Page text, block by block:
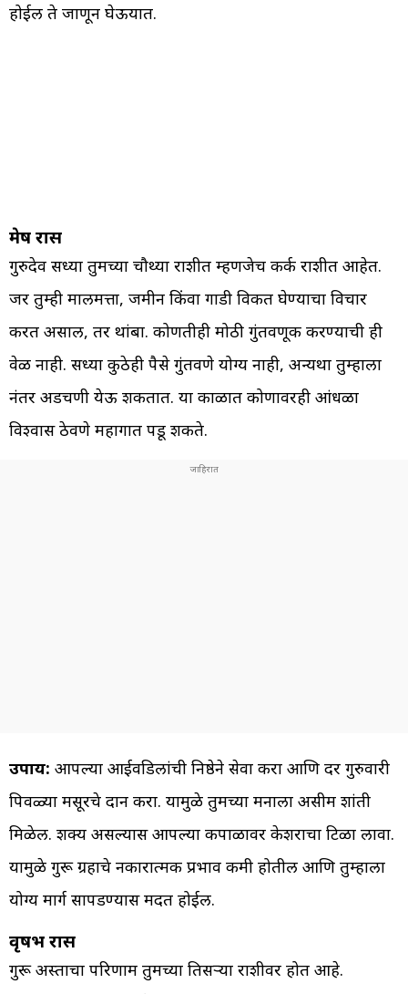
होईल ते जाणून घेऊयात.
मेष रास
गुरुदेव सध्या तुमच्या चौथ्या राशीत म्हणजेच कर्क राशीत आहेत.
जर तुम्ही मालमत्ता, जमीन किंवा गाडी विकत घेण्याचा विचार
करत असाल, तर थांबा. कोणतीही मोठी गुंतवणूक करण्याची ही
वेळ नाही. सध्या कुठेही पैसे गुंतवणे योग्य नाही, अन्यथा तुम्हाला
नंतर अडचणी येऊ शकतात. या काळात कोणावरही आंधळा
विश्वास ठेवणे महागात पडू शकते.
उपाय: आपल्या आईवडिलांची निष्ठेने सेवा करा आणि दर गुरुवारी
पिवळ्या मसूरचे दान करा. यामुळे तुमच्या मनाला असीम शांती
मिळेल. शक्य असल्यास आपल्या कपाळावर केशराचा टिळा लावा.
यामुळे गुरू ग्रहाचे नकारात्मक प्रभाव कमी होतील आणि तुम्हाला
योग्य मार्ग सापडण्यास मदत होईल.
वृषभ रास
गुरू अस्ताचा परिणाम तुमच्या तिसऱ्या राशीवर होत आहे.